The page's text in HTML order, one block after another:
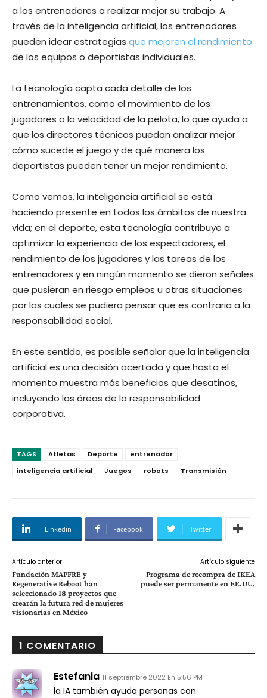
a los entrenadores a realizar mejor su trabajo. A
través de la inteligencia artificial, los entrenadores
pueden idear estrategias que mejoren el rendimiento
de los equipos o deportistas individuales.
La tecnología capta cada detalle de los
entrenamientos, como el movimiento de los
jugadores o la velocidad de la pelota, lo que ayuda a
que los directores técnicos puedan analizar mejor
cómo sucede el juego y de qué manera los
deportistas pueden tener un mejor rendimiento.
Como vemos, la inteligencia artificial se está
haciendo presente en todos los ámbitos de nuestra
vida; en el deporte, esta tecnología contribuye a
optimizar la experiencia de los espectadores, el
rendimiento de los jugadores y las tareas de los
entrenadores y en ningún momento se dieron señales
que pusieran en riesgo empleos u otras situaciones
por las cuales se pudiera pensar que es contraria a la
responsabilidad social.
En este sentido, es posible señalar que la inteligencia
artificial es una decisión acertada y que hasta el
momento muestra más beneficios que desatinos,
incluyendo las áreas de la responsabilidad
corporativa.
TAGS Atletas Deporte
entrenador
inteligencia artificial
Juegos robots Transmisión
Linkedin Facebook Twitter
Artículo anterior
Fundación MAPFRE y
Regenerative Reboot han
seleccionado 18 proyectos que
crearán la futura red de mujeres
visionarias en México
Artículo siguiente
Programa de recompra de IKEA
puede ser permanente en EE.UU.
1 COMENTARIO
Estefania 11 septiembre 2022 En 5:56 PM
la IA también ayuda personas con